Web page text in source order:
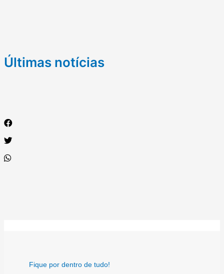
Últimas notícias
Fique por dentro de tudo!